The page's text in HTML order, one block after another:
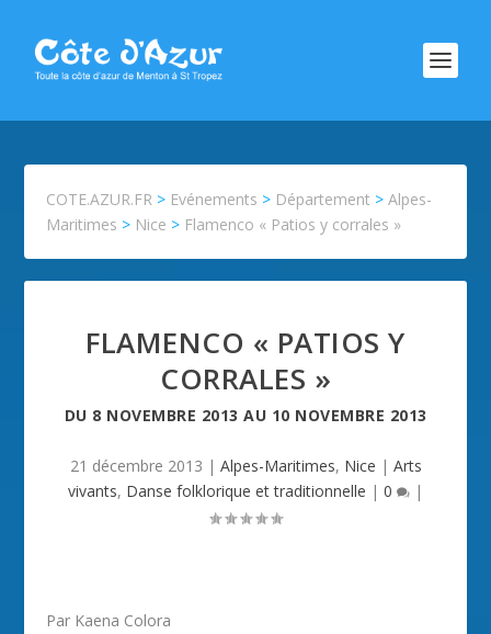
COTE.AZUR.FR > Evénements > Département >Alpes-
Maritimes > Nice > Flamenco « Patios y corrales »
FLAMENCO « PATIOS Y
CORRALES »
DU 8 NOVEMBRE 2013 AU 10 NOVEMBRE 2013
21 décembre 2013 | Alpes-Maritimes, Nice | Arts
vivants, Danse folklorique et traditionnelle | 0 |
Par Kaena Colora